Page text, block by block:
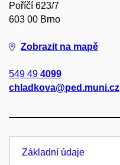
Poříčí 623/7
603 00 Brno
Zobrazit na mapě
549 49 4099
chladkova@ped.muni.cz
Základní údaje